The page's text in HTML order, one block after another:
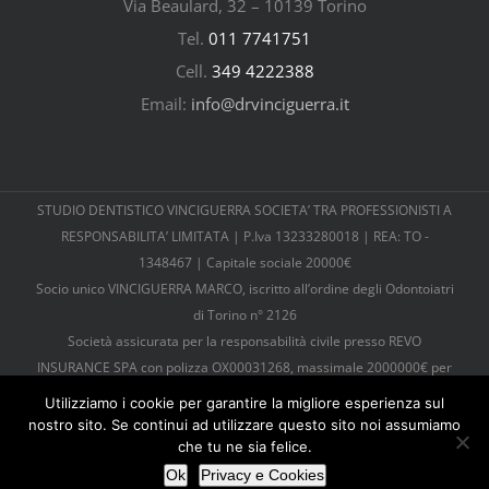
Via Beaulard, 32 – 10139 Torino
Tel. 011 7741751
Cell. 349 4222388
Email: info@drvinciguerra.it
STUDIO DENTISTICO VINCIGUERRA SOCIETA’ TRA PROFESSIONISTI A
RESPONSABILITA’ LIMITATA | P.Iva 13233280018 | REA: TO -
1348467 | Capitale sociale 20000€
Socio unico VINCIGUERRA MARCO, iscritto all’ordine degli Odontoiatri
di Torino n° 2126
Società assicurata per la responsabilità civile presso REVO
INSURANCE SPA con polizza OX00031268, massimale 2000000€ per
sinistro, 6000000€ per anno
Tutti diritti riservati | Cookies e Privacy| © Copyright 2026 |
Powered byTosoLab
Utilizziamo i cookie per garantire la migliore esperienza sul
nostro sito. Se continui ad utilizzare questo sito noi assumiamo
che tu ne sia felice.
Ok
Privacy e Cookies